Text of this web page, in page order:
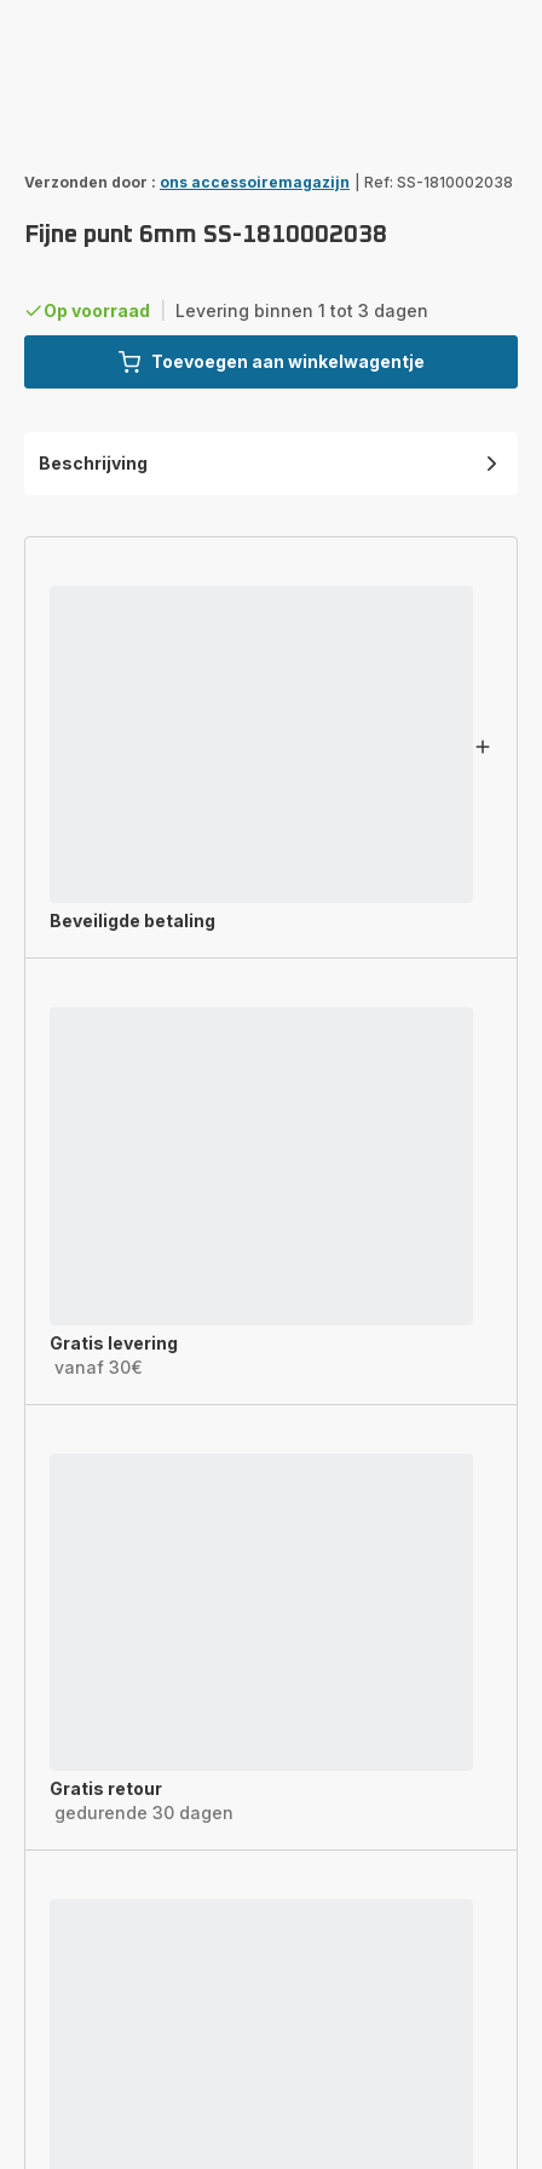
Verzonden door : ons accessoiremagazijn Ref: SS-1810002038
Fijne punt 6mm SS-1810002038
Op voorraad Levering binnen 1 tot 3 dagen
Toevoegen aan winkelwagentje
Beschrijving
Beveiligde betaling
Gratis levering
vanaf 30€
Gratis retour
gedurende 30 dagen